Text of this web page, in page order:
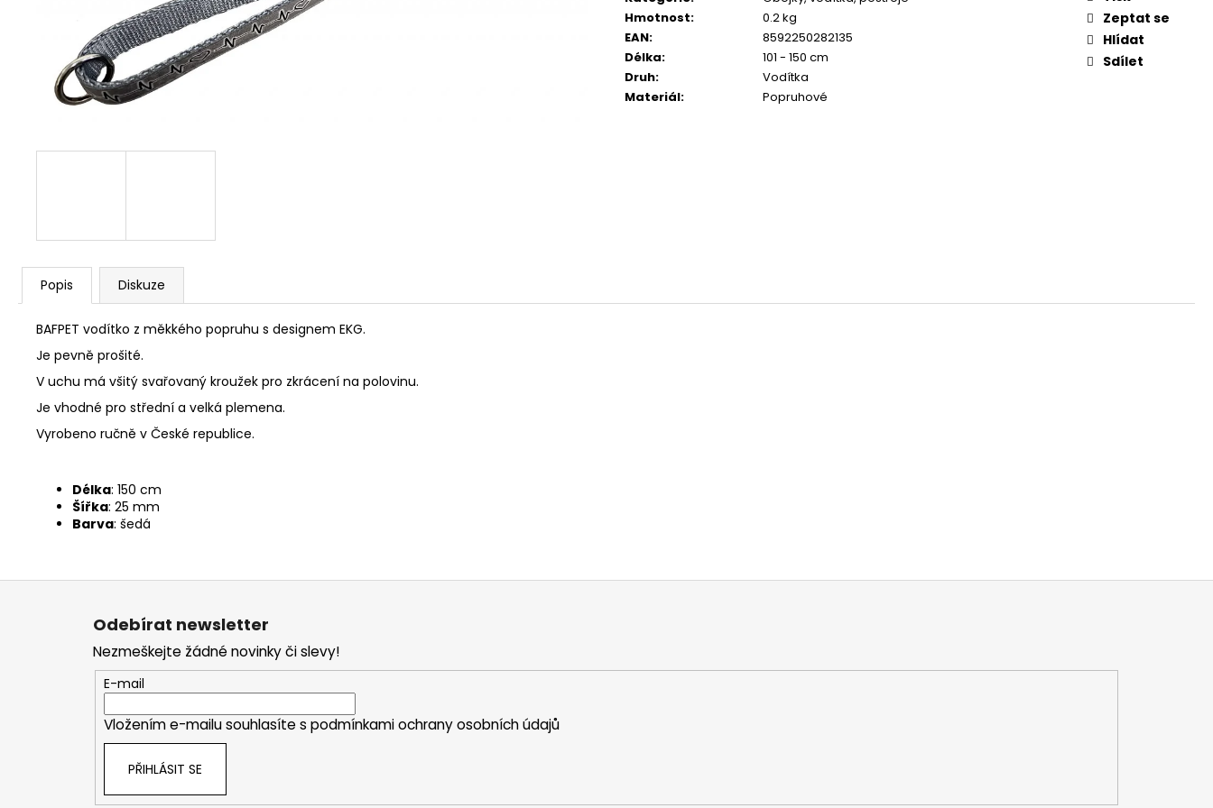
Hmotnost:
0.2 kg
EAN:
8592250282135
Délka:
101 - 150 cm
Druh:
Vodítka
Materiál: Popruhové
Zeptat se
Hlídat
Sdílet
Popis Diskuze
BAFPET vodítko z měkkého popruhu s designem EKG.
Je pevně prošité.
V uchu má všitý svařovaný kroužek pro zkrácení na polovinu.
Je vhodné pro střední a velká plemena.
Vyrobeno ručně v České republice.
Délka: 150 cm
Šířka: 25 mm
Barva: šedá
JOSERA MEAT BITES MINI BEEF 70G
79 Kč
CALIBRA JOY DOG YUMMY CHICKEN CALIBRA JOY DOG YUMMY TUNA TREAT
Z
Odebírat newsletter
Nezmeškejte žádné novinky či slevy!
E-mail
Vložením e-mailu souhlasíte s podmínkami ochrany osobních údajů
PŘIHLÁSIT SE